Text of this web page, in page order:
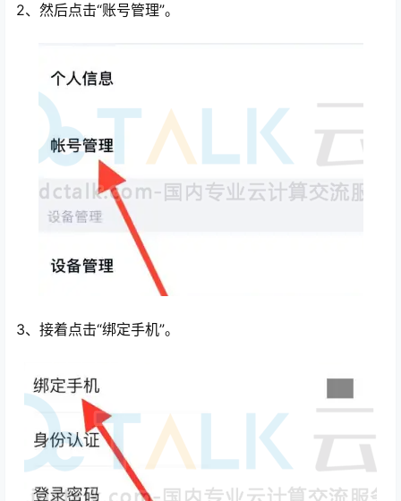
2、然后点击“账号管理”。
3、接着点击“绑定手机”。